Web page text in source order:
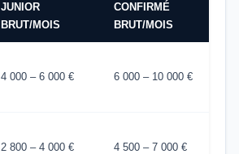
JUNIOR
BRUT/MOIS
CONFIRMÉ
BRUT/MOIS
4 000 – 6 000 € 6 000 – 10 000 €
2 800 – 4 000 € 4 500 – 7 000 €